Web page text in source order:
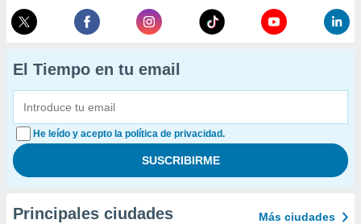
El Tiempo en tu email
He leído y acepto la política de privacidad.
Principales ciudades Más ciudades